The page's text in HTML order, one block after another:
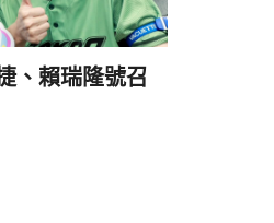
、賴瑞隆號召